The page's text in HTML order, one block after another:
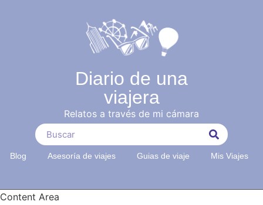
Diario de una
viajera
Relatos a través de mi cámara
Blog Asesoría de viajes Guias de viaje Mis Viajes
Content Area